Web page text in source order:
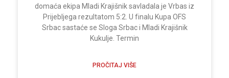
domaća ekipa Mladi Krajišnik savladala je Vrbas iz
Prijebljega rezultatom 5:2. U finalu Kupa OFS
Srbac sastaće se Sloga Srbac i Mladi Krajišnik
Kukulje. Termin
PROČITAJ VIŠE